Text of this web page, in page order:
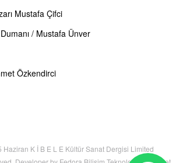
Mustafa Çifci
/ Mustafa Ünver
Özkendirci
K İ B E L E Kültür Sanat Dergisi Limited